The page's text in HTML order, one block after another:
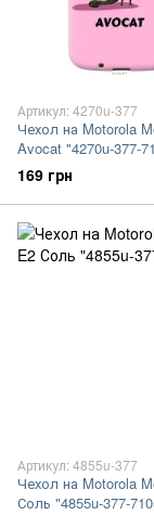
Артикул: 4270u-377
Чехол на Motorola
Avocat "4270u-377-
169 грн
Артикул: 4855u-377
Чехол на Motorola
Соль "4855u-377-